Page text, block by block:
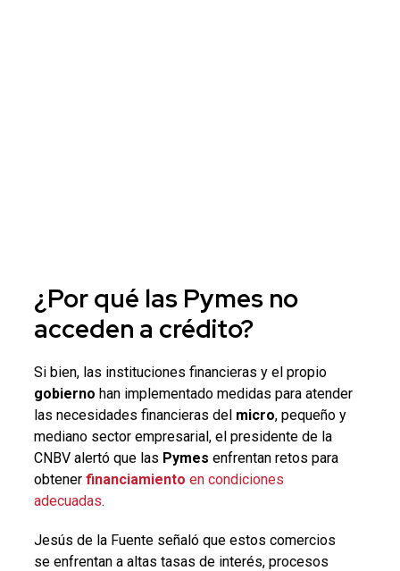
¿Por qué las Pymesno
acceden a crédito?
Si bien, las instituciones financieras y el propio
gobierno han implementado medidas para atender
las necesidades financieras del micro, pequeño y
mediano sector empresarial, el presidente de la
CNBV alertó que las Pymes enfrentan retos para
obtener financiamiento en condiciones
adecuadas.
Jesús de la Fuenteseñaló que estos comercios
se enfrentan a altas tasas de interés, procesos